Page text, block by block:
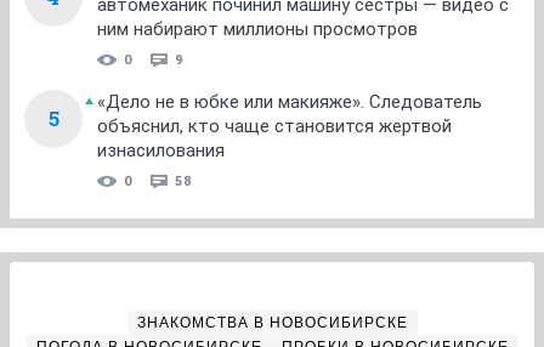
автомеханик починил машину сестры — видео с
ним набирают миллионы просмотров
0 9
5
«Дело не в юбке или макияже». Следователь
объяснил, кто чаще становится жертвой
изнасилования
0 58
ЗНАКОМСТВА В НОВОСИБИРСКЕ